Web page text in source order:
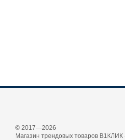
© 2017—2026
Магазин трендовых товаров В1КЛИК